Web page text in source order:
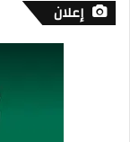
إعلان